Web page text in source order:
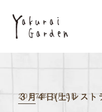
2017年 3月5日
３月４日(土)レス